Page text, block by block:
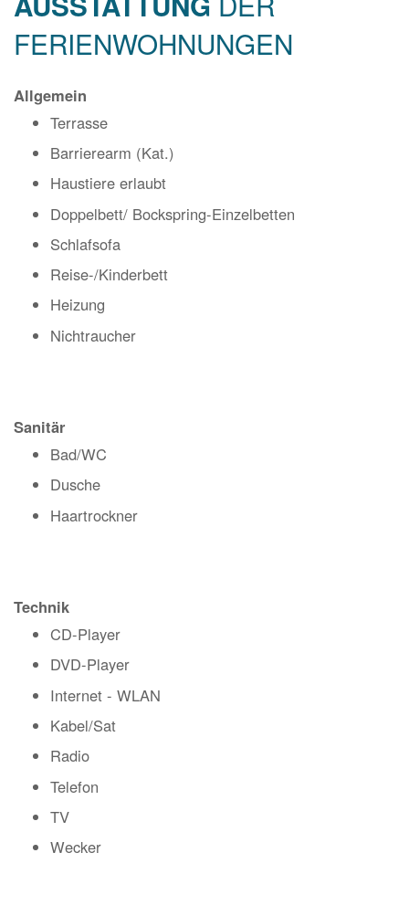
FERIENWOHNUNGEN
Allgemein
Terrasse
Barrierearm (Kat.)
Haustiere erlaubt
Doppelbett/ Bockspring-Einzelbetten
Schlafsofa
Reise-/Kinderbett
Heizung
Nichtraucher
Sanitär
Bad/WC
Dusche
Haartrockner
Technik
CD-Player
DVD-Player
Internet - WLAN
Kabel/Sat
Radio
Telefon
TV
Wecker